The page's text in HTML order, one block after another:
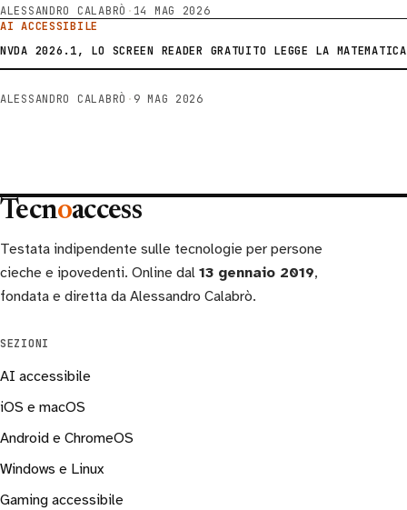
ALESSANDRO CALABRÒ · 14 MAG 2026
AI ACCESSIBILE
NVDA 2026.1, LO SCREEN READER GRATUITO LEGGE LA MATEMATICA
ALESSANDRO CALABRÒ · 9 MAG 2026
Tecnoaccess
Testata indipendente sulle tecnologie per persone
cieche e ipovedenti. Online dal 13 gennaio 2019,
fondata e diretta da Alessandro Calabrò.
SEZIONI
AI accessibile
iOS e macOS
Android e ChromeOS
Windows e Linux
Gaming accessibile